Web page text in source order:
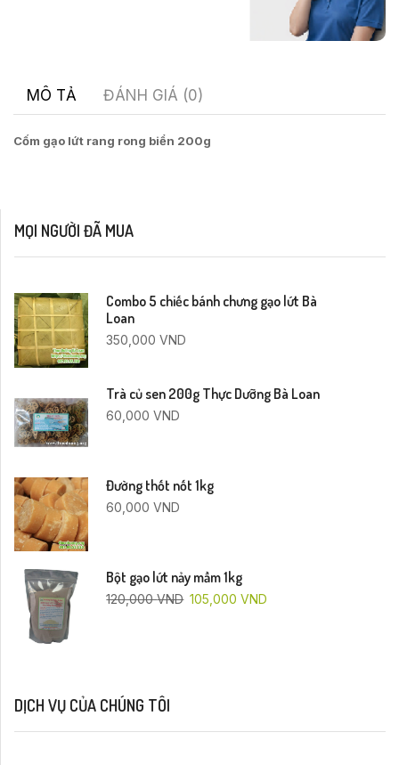
MÔ TẢ ĐÁNH GIÁ (0)
Cốm gạo lứt rang rong biển 200g
MỌI NGƯỜI ĐÃ MUA
Combo 5 chiếc bánh chưng gạo lứt Bà
Loan
350,000VND
Trà củ sen 200g Thực Dưỡng Bà Loan
60,000VND
Đường thốt nốt 1kg
60,000VND
Bột gạo lứt nảy mầm 1kg
120,000VND 105,000VND
DỊCH VỤ CỦA CHÚNG TÔI